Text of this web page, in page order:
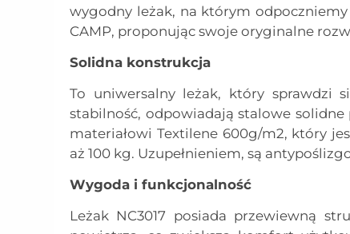
wygodny leżak, na którym
CAMP, proponując swoje oryginalne
Solidna konstrukcja
To uniwersalny leżak, który sprawdzi
stabilność, odpowiadają stalowe
materiałowi Textilene 600g/m2, który
aż 100 kg. Uzupełnieniem, są
Wygoda i funkcjonalność
Leżak NC3017 posiada przewiewną